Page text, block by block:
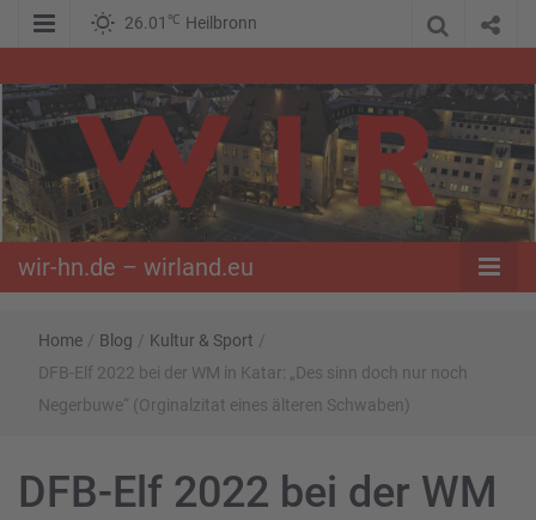
26.01 ℃ Heilbronn
wir-hn.de –
wirland.eu
wir-hn.de – wirland.eu
Home / Blog / Kultur & Sport /
DFB-Elf 2022 bei der WM in Katar: „Des sinn doch nur noch
Negerbuwe“ (Orginalzitat eines älteren Schwaben)
DFB-Elf 2022 bei der WM